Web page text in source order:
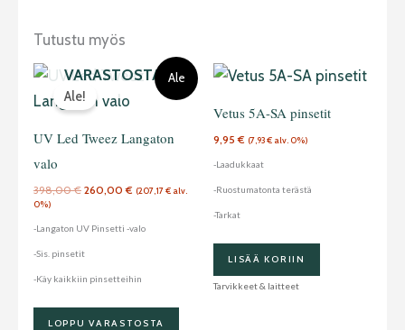
Tutustu myös
Ale
LOPPU
VARASTOSTA
Ale!
UV Led Tweez Langaton
valo
398,00€
Alkuperäinen
hinta
oli:
398,00 €.
260,00€
Nykyinen
hinta
(207,17€ alv.
0%)
-Langaton UV Pinsetti -valo
-Sis. pinsetit
-Käy kaikkiin pinsetteihin
LOPPU VARASTOSTA
Vetus 5A-SA pinsetit
9,95€ (7,93€ alv. 0%)
-Laadukkaat
-Ruostumatonta terästä
-Tarkat
LISÄÄ KORIIN
Tarvikkeet & laitteet